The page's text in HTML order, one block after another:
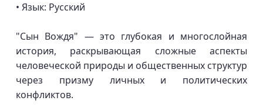
• Язык: Русский
"Сын Вождя" — это глубокая и многослойная
история, раскрывающая сложные аспекты
человеческой природы и общественных структур
через призму личных и политических
конфликтов.